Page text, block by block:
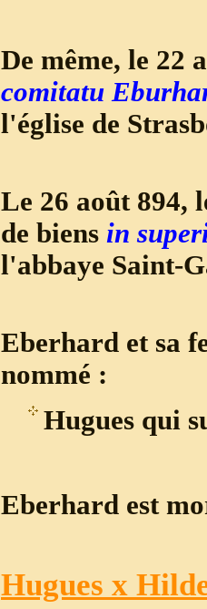
De même, le 22
comitatu
l'église de
Le 26 août 894,
de biens in
l'abbaye Saint-
Eberhard et sa
nommé :
Hugues qui
Eberhard est
Hugues x